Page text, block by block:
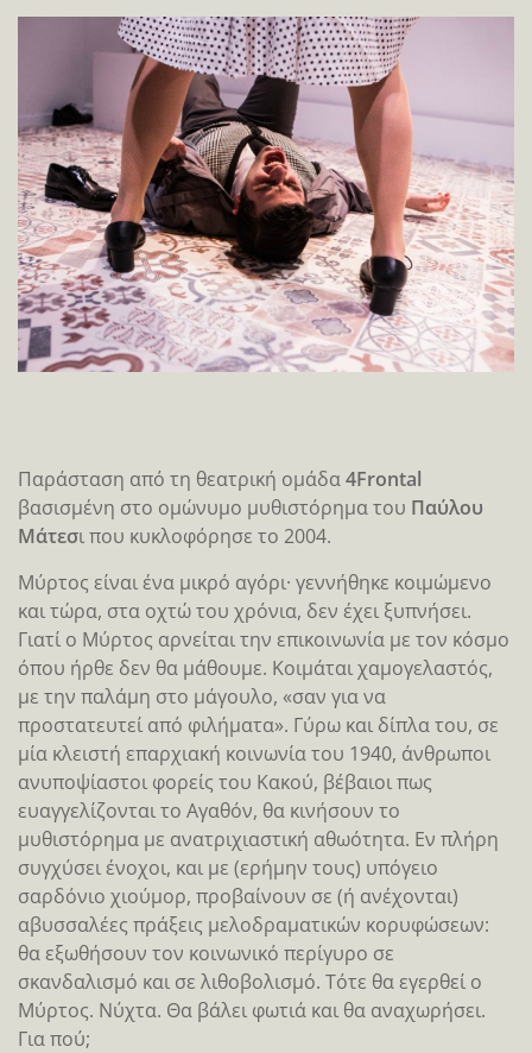
Παράσταση από τη θεατρική ομάδα4Frontal
βασισμένη στο ομώνυμο μυθιστόρημα του Παύλου
Μάτεσι που κυκλοφόρησε το 2004.
Μύρτος είναι ένα μικρό αγόρι· γεννήθηκε κοιμώμενο
και τώρα, στα οχτώ του χρόνια, δεν έχει ξυπνήσει.
Γιατί ο Μύρτος αρνείται την επικοινωνία με τον κόσμο
όπου ήρθε δεν θα μάθουμε. Κοιμάται χαμογελαστός,
με την παλάμη στο μάγουλο, «σαν για να
προστατευτεί από φιλήματα». Γύρω και δίπλα του, σε
μία κλειστή επαρχιακή κοινωνία του 1940, άνθρωποι
ανυποψίαστοι φορείς του Κακού, βέβαιοι πως
ευαγγελίζονται το Αγαθόν, θα κινήσουν το
μυθιστόρημα με ανατριχιαστική αθωότητα. Εν πλήρη
συγχύσει ένοχοι, και με (ερήμην τους) υπόγειο
σαρδόνιο χιούμορ, προβαίνουν σε (ή ανέχονται)
αβυσσαλέες πράξεις μελοδραματικών κορυφώσεων:
θα εξωθήσουν τον κοινωνικό περίγυρο σε
σκανδαλισμό και σε λιθοβολισμό. Τότε θα εγερθεί ο
Μύρτος. Νύχτα. Θα βάλει φωτιά και θα αναχωρήσει.
Για πού;